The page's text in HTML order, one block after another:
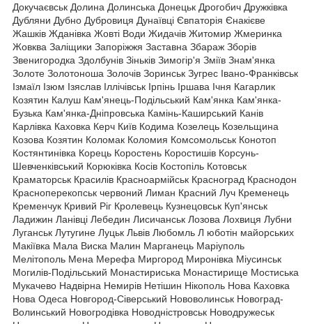
Докучаєвськ Долина Долинська Донецьк Дрогобич Дружківка
Дубляни Дубно Дубровиця Дунаївці Євпаторія Єнакієве
Жашків Жданівка Жовті Води Жидачів Житомир Жмеринка
Жовква Заліщики Запоріжжя Заставна Збараж Зборів
Звенигородка Здолбунів Зіньків Зимогір'я Зміїв Знам'янка
Золоте Золотоноша Золочів Зоринськ Зугрес Івано-Франківськ
Ізмаїл Ізюм Ізяслав Іллічівськ Ірпінь Іршава Ічня Кагарлик
Козятин Калуш Кам'янець-Подільський Кам'янка Кам'янка-
Бузька Кам'янка-Дніпровська Камінь-Каширський Канів
Карлівка Каховка Керч Київ Кодима Козелець Козельщина
Козова Козятин Коломак Коломия Комсомольськ Конотоп
Костянтинівка Корець Коростень Коростишів Корсунь-
Шевченківський Корюківка Косів Костопіль Котовськ
Краматорськ Красилів Красноармійськ Красноград Краснодон
Красноперекопськ червоний Лиман Красний Луч Кременець
Кременчук Кривий Ріг Кролевець Кузнецовськ Куп'янськ
Ладижин Ланівці Лебедин Лисичанськ Лозова Лохвиця Лубни
Луганськ Лутугине Луцьк Львів Любомль Л юботін майорських
Макіївка Мала Виска Малин Марганець Маріуполь
Мелітополь Мена Мерефа Миргород Миронівка Міусинськ
Могилів-Подільський Монастириська Монастирище Мостиська
Мукачево Надвірна Немирів Нетішин Нікополь Нова Каховка
Нова Одеса Новгород-Сіверський Нововолинськ Новоград-
Волинський Новогродівка Новодністровськ Новодружеськ